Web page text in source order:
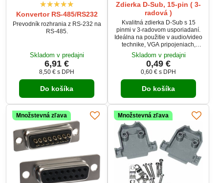
Konvertor RS-485/RS232
Prevodník rozhrania z RS-232 na
RS-485.
Skladom v predajni
6,91 €
8,50 € s DPH
Do košíka
Zdierka D-Sub, 15-pin ( 3-
radová )
Kvalitná zdierka D-Sub s 15
pinmi v 3-radovom usporiadaní.
Ideálna na použitie v audio/video
technike, VGA pripojeniach,
priemyselných zariadeniach a IT
aplikáciách. Spoľahlivá
konštrukcia pre dlhodobé využitie
a stabilný prenos signálu.
Skladom v predajni
0,49 €
0,60 € s DPH
Do košíka
Množstevná zľava Množstevná zľava